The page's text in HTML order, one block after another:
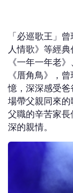
「必巡歌王」曾
人情歌》等經
《一年一年老
《厝角鳥》， 曾
憶，深深感受
場帶父親同來
父職的辛苦家
深的親情。